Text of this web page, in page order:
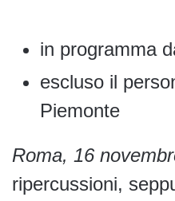
in programma
escluso il
Piemonte
Roma, 16
ripercussioni,